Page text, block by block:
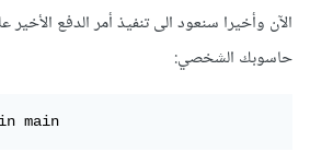
الآن وأخيرا سنعود الى تنفيذ أمر الدفع
حاسوبك الشخصي:
main